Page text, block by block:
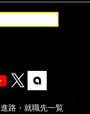
進路・就職先一覧